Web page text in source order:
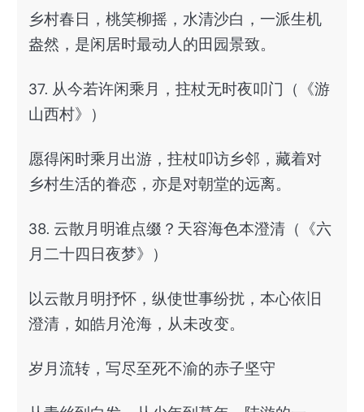
乡村春日，桃笑柳摇，水清沙白，一派生机
盎然，是闲居时最动人的田园景致。
37. 从今若许闲乘月，拄杖无时夜叩门（《游
山西村》）
愿得闲时乘月出游，拄杖叩访乡邻，藏着对
乡村生活的眷恋，亦是对朝堂的远离。
38. 云散月明谁点缀？天容海色本澄清（《六
月二十四日夜梦》）
以云散月明抒怀，纵使世事纷扰，本心依旧
澄清，如皓月沧海，从未改变。
岁月流转，写尽至死不渝的赤子坚守